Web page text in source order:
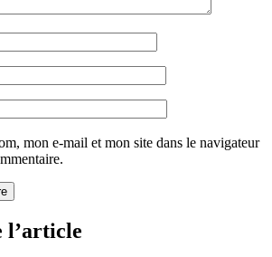
mon e-mail et mon site dans le navigateur
l’article